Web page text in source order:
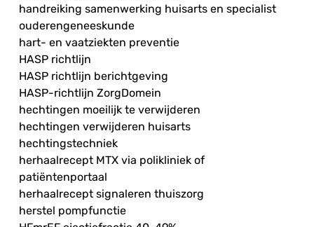
handreiking samenwerking huisarts en specialist
ouderengeneeskunde
hart- en vaatziekten preventie
HASP richtlijn
HASP richtlijn berichtgeving
HASP-richtlijn ZorgDomein
hechtingen moeilijk te verwijderen
hechtingen verwijderen huisarts
hechtingstechniek
herhaalrecept MTX via polikliniek of
patiëntenportaal
herhaalrecept signaleren thuiszorg
herstel pompfunctie